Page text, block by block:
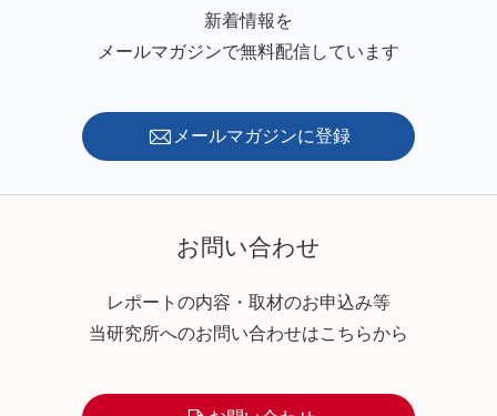
新着情報を
メールマガジンで無料配信しています
メールマガジンに登録
お問い合わせ
レポートの内容・取材のお申込み等
当研究所へのお問い合わせはこちらから